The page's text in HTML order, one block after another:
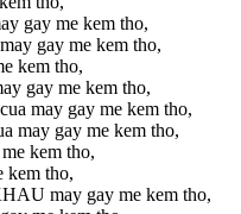
gay me kem tho,
gay me kem tho,
kem tho,
gay me kem tho,
may gay me kem tho,
may gay me kem tho,
kem tho,
kem tho,
may gay me kem tho,